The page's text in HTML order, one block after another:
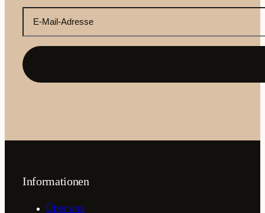
Ihre
(erforderlich)
Informationen
Über uns